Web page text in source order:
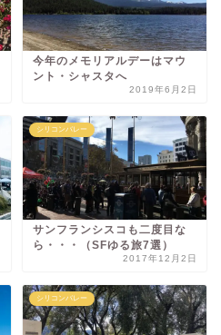
今年のメモリアルデーはマウ
ント・シャスタへ
2019年6月2日
シリコンバレー
サンフランシスコも二度目な
ら・・・（SFゆる旅7選）
2017年12月2日
シリコンバレー